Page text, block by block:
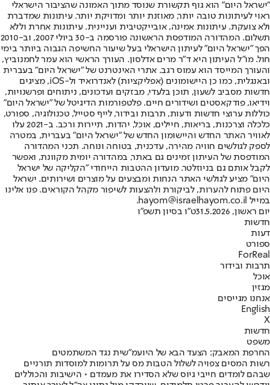
"ישראל היום" הוא גוף תקשורת שנוסד מתוך האמונה שהציבור הישראלי
ראוי לעיתונות טובה יותר, מאוזנת יותר ומדויקת יותר. עיתונות שמדברת
ולא צועקת. עיתונות אמינה, אובייקטיבית ועניינית. עיתונות אחרת וללא
תשלום. המהדורה המודפסת הראשונה פורסמה ב-30 ביולי 2007, וב-2010
הפך "ישראל היום" לעיתון הישראלי בעל שיעור החשיפה הגבוה ביותר בימי
חול. מו"ל העיתון היא ד"ר מרים אדלסון. העורך הראשי הוא עמר לחמנוביץ,
והעורך המייסד הוא עמוס רגב. אתרי האינטרנט של "ישראל היום" בעברית
ובאנגלית, כמו כן היישומונים (אפליקציות) לאנדרואיד ול-iOS, מציגים
חדשות מסביב לשעון, תוכן בלעדי, מבזקים ועדכונים, ניתוחים ופרשנויות,
וידיאו, פודקאסטים ושידורים חיים. פלטפורמות הדיגיטל של "ישראל היום"
כוללות ערוצי חדשות ודעות, תרבות ובידור, לייף סטייל, טכנולוגיה, ספורט,
כלכלה וצרכנות, בריאות, חיילים, אוכל, יהדות, תיירות ורכב. ב-2021 עלו
לאוויר האתר החדש והיישומון החדש של "ישראל היום" בעברית, במטרה
לספק לגולשים חוויה מהירה, עדכנית, בטוחה ונוחה. תכני המהדורה
המודפסת של העיתון זמינים גם באתר, במהדורה יומית מקוונת, ואפשר
לקבל אותם גם בניוזלטר. מועדון ההטבות הייחודי "הקליקה של ישראל
היום" מציע לגולשי האתר הנחות ומבצעים על מוצרים ושירותים. ישראל
היום פתוח להערות, לביקורת ולהצעות לשיפור מקהל הקוראים. פנו אלינו
במייל hayom@israelhayom.co.il.
יום ראשון, 31.5.2026
ט"ו בסיון תשפ"ו
חדשות
דעות
ספורט
ForReal
תרבות ובידור
אוכל
מגזין
אנחנו מגייסים
English
X
חדשות
משפט
החרפת המאבק: הצעד הבא של היועמ״שית נגד המשתמטים
רשות המסים צפויה לשלול הטבות מס על תרומות למוסדות תורניים
שבהם לומדים חייבי גיוס שלא הסדירו את מעמדם • הישיבות והכוללים